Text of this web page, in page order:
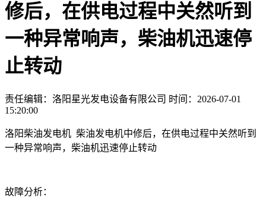
修后，在供电过程中关然听到
一种异常响声，柴油机迅速停
止转动
责任编辑：洛阳星光发电设备有限公司 时间：2026-07-01
15:20:00
洛阳柴油发电机 柴油发电机中修后，在供电过程中关然听到
一种异常响声，柴油机迅速停止转动
故障分析：